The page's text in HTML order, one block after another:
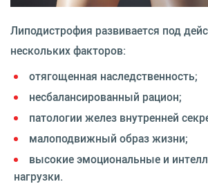
Липодистрофия развивается под
нескольких факторов:
отягощенная наследственность;
несбалансированный рацион;
патологии желез внутренней
малоподвижный образ жизни;
высокие эмоциональные и
нагрузки.